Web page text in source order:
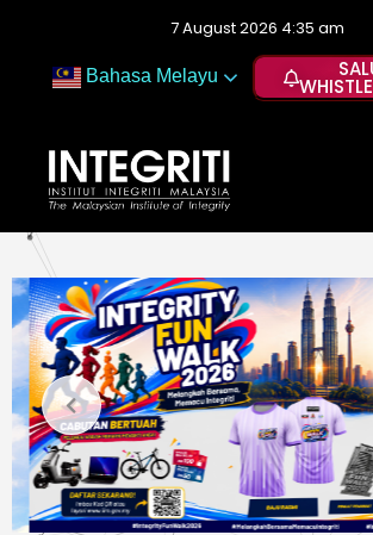
7 August 2026 4:35 am
Bahasa Melayu